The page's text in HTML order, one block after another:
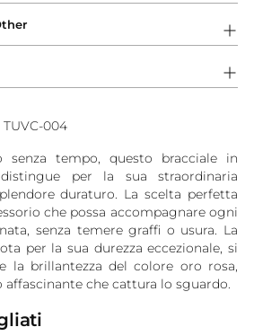
004
senza tempo, questo bracciale in
per la sua straordinaria
duraturo. La scelta perfetta
che possa accompagnare ogni
senza temere graffi o usura. La
per la sua durezza eccezionale, si
la brillantezza del colore oro rosa,
che cattura lo sguardo.